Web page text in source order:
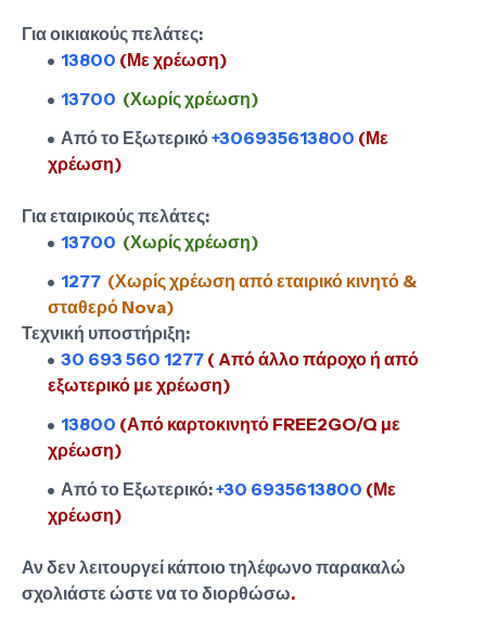
Για οικιακούς πελάτες:
13800 (Με χρέωση)
13700 (Χωρίς χρέωση)
Από το Εξωτερικό+306935613800 (Με
χρέωση)
Για εταιρικούς πελάτες:
13700 (Χωρίς χρέωση)
1277 (Χωρίς χρέωση από εταιρικό κινητό &
σταθερό Nova)
Τεχνική υποστήριξη:
30 693 560 1277 ( Aπό άλλο πάροχο ή από
εξωτερικό με χρέωση)
13800 (Από καρτοκινητό FREE2GO/Q με
χρέωση)
Από το Εξωτερικό:+30 6935613800 (Με
χρέωση)
Αν δεν λειτουργεί κάποιο τηλέφωνο παρακαλώ
σχολιάστε ώστε να το διορθώσω.